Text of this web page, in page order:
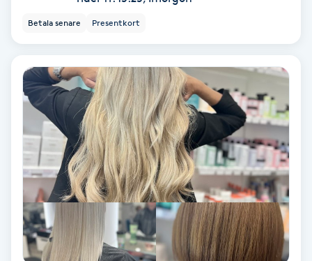
Läpptatuering
Makeup
Manikyr & Pedikyr
Massage
Medial vägledning
Medicinsk massage
Betala senare Presentkort